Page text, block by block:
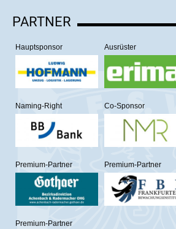
PARTNER
Hauptsponsor Ausrüster
Naming-Right Co-Sponsor
Premium-Partner Premium-Partner
Premium-Partner